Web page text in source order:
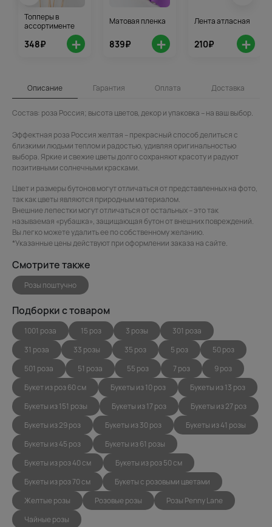
Топперы в
ассортименте
348₽ +
Матовая пленка
839₽ +
Лента атласная
210₽ +
Описание Гарантия Оплата Доставка
Состав: роза Россия; высота цветов, декор и упаковка – на ваш выбор.
Эффектная роза Россия желтая – прекрасный способ делиться с
близкими людьми теплом и радостью, удивляя оригинальностью
выбора. Яркие и свежие цветы долго сохраняют красоту и радуют
позитивными солнечными красками.
Цвет и размеры бутонов могут отличаться от представленных на фото,
так как цветы являются природным материалом.
Внешние лепестки могут отличаться от остальных – это так
называемая «рубашка», защищающая бутон от внешних повреждений.
Вы легко можете удалить ее по собственному желанию.
*Указанные цены действуют при оформлении заказа на сайте.
Смотрите также
Розы поштучно
Подборки с товаром
1001 роза 15 роз 3 розы
301 роза
31 роза
33 розы 35 роз 5 роз
50 роз
501 роза
51 роза 55 роз 7 роз
9 роз
Букет из роз 60 см
Букеты из 10 роз
Букеты из 13 роз
Букеты из 151 розы
Букеты из 17 роз
Букеты из 27 роз
Букеты из 29 роз
Букеты из 30 роз
Букеты из 41 розы
Букеты из 45 роз
Букеты из 61 розы
Букеты из роз 40 см
Букеты из роз 50 см
Букеты из роз 70 см
Букеты с розовыми цветами
Желтые розы
Розовые розы
Розы Penny Lane
Чайные розы